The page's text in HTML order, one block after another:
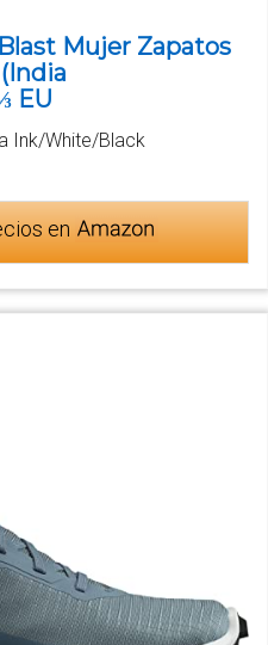
Mujer Zapatos
EU
Ink/White/Black
en